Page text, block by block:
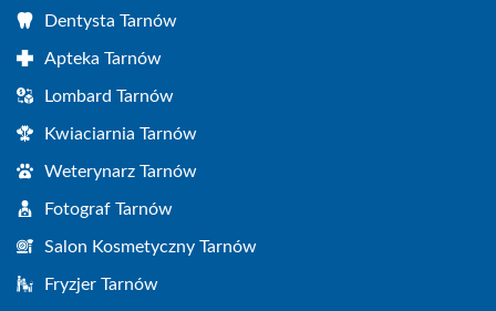
Dentysta Tarnów
Apteka Tarnów
Lombard Tarnów
Kwiaciarnia Tarnów
Weterynarz Tarnów
Fotograf Tarnów
Salon Kosmetyczny Tarnów
Fryzjer Tarnów